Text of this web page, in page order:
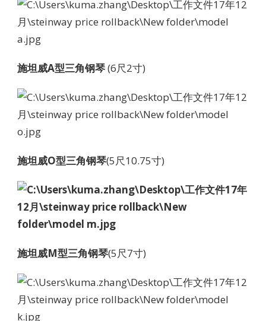
施坦威A型三角钢琴(6尺2寸)
施坦威O型三角钢琴(5尺10.75寸)
施坦威M型三角钢琴(5尺7寸)